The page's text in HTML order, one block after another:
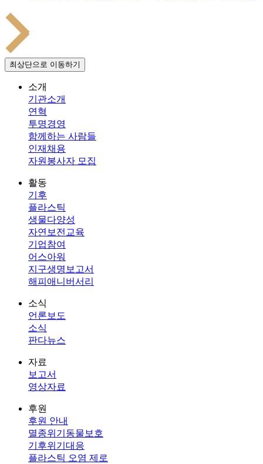
최상단으로 이동하기
소개
기관소개
연혁
투명경영
함께하는 사람들
인재채용
자원봉사자 모집
활동
기후
플라스틱
생물다양성
자연보전교육
기업참여
어스아워
지구생명보고서
해피애니버서리
소식
언론보도
소식
판다뉴스
자료
보고서
영상자료
후원
후원 안내
멸종위기동물보호
기후위기대응
플라스틱 오염 제로